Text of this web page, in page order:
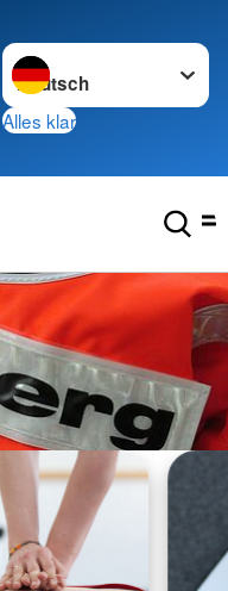
Sprache wechseln zu
Alles klar